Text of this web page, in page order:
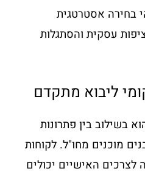
בחירה אסטרטגית
עסקית והסתגלות
ליבוא מתקדם
בשילוב בין פתרונות
מוכנים מחו"ל. לקוחות
האישיים יכולים